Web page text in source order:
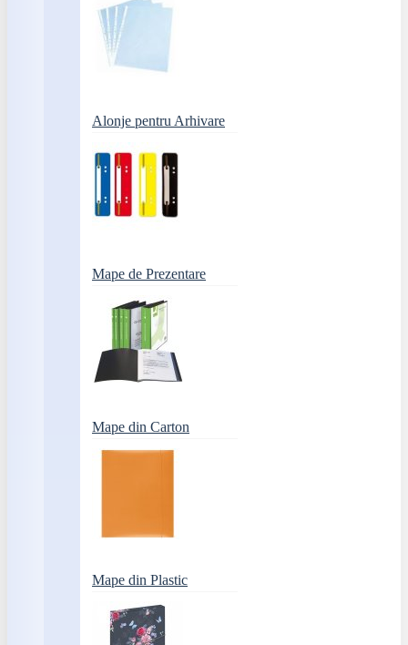
Alonje pentru Arhivare
Mape de Prezentare
Mape din Carton
Mape din Plastic